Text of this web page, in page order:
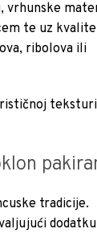
vrhunske
te uz
ribolova ili
tradicije.
dodatku